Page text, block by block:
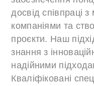
досвід співпраці
компаніями та
проєкти. Наш
знання з
надійними
Кваліфіковані